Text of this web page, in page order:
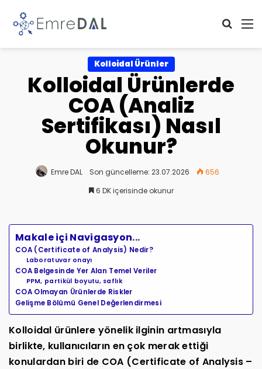
Kolloidal Ürünler
Kolloidal Ürünlerde
COA (Analiz
Sertifikası) Nasıl
Okunur?
Emre DAL Son güncelleme: 23.07.2026
656
6 DK içerisinde okunur
Makale içi Navigasyon...
COA (Certificate of Analysis) Nedir?
Laboratuvar onayı
COA Belgesinde Yer Alan Temel Veriler
PPM, partikül boyutu, saflık
COA Olmayan Ürünlerde Riskler
Gelişme Bölümü Genel Değerlendirmesi
Kolloidal ürünlere yönelik ilginin artmasıyla
birlikte, kullanıcıların en çok merak ettiği
konulardan biri de COA (Certificate of Analysis –